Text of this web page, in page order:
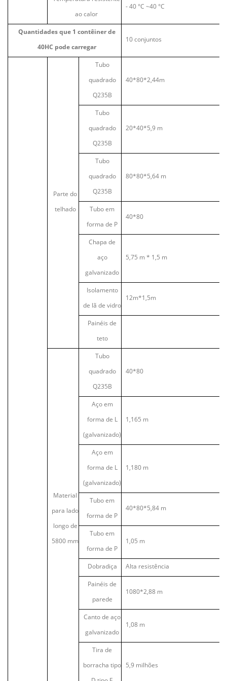
ao calor
- 40 °C ~40 °C
Quantidades que 1 contêiner de
40HC pode carregar
10 conjuntos
Parte do
telhado
Tubo
quadrado
Q235B
40*80*2,44m
Tubo
quadrado
Q235B
20*40*5,9 m
Tubo
quadrado
Q235B
80*80*5,64 m
Tubo em
forma de P
40*80
Chapa de
aço
galvanizado
5,75 m * 1,5 m
Isolamento
de lã de vidro
12m*1,5m
Painéis de
teto
Material
para lado
longo de
5800 mm
Tubo
quadrado
Q235B
40*80
Aço em
forma de L
(galvanizado)
1,165 m
Aço em
forma de L
(galvanizado)
1,180 m
Tubo em
forma de P
40*80*5,84 m
Tubo em
forma de P
1,05 m
Dobradiça Alta resistência
Painéis de
parede
1080*2,88 m
Canto de aço
galvanizado
1,08 m
Tira de
borracha tipo 5,9 milhões